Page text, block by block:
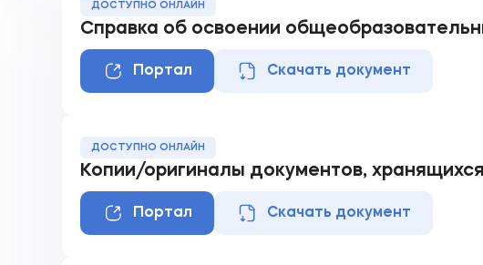
ДОСТУПНО ОНЛАЙН
Справка об освоении
Портал Скачать документ
ДОСТУПНО ОНЛАЙН
Копии/оригиналы документов,
Портал Скачать документ